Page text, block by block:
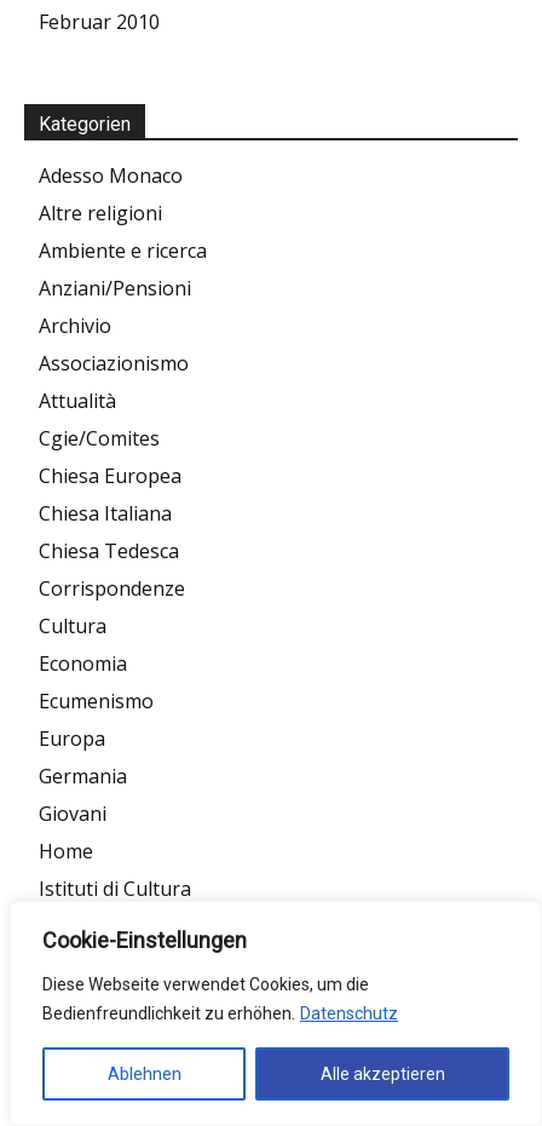
Cookie-Einstellungen
Diese Webseite verwendet Cookies, um die
Bedienfreundlichkeit zu erhöhen.
Datenschutz
Ablehnen Alle akzeptieren
Februar 2010
Kategorien
Adesso Monaco
Altre religioni
Ambiente e ricerca
Anziani/Pensioni
Archivio
Associazionismo
Attualità
Cgie/Comites
Chiesa Europea
Chiesa Italiana
Chiesa Tedesca
Corrispondenze
Cultura
Economia
Ecumenismo
Europa
Germania
Giovani
Home
Istituti di Cultura
Italia
Italiani in Europa
Letteratura